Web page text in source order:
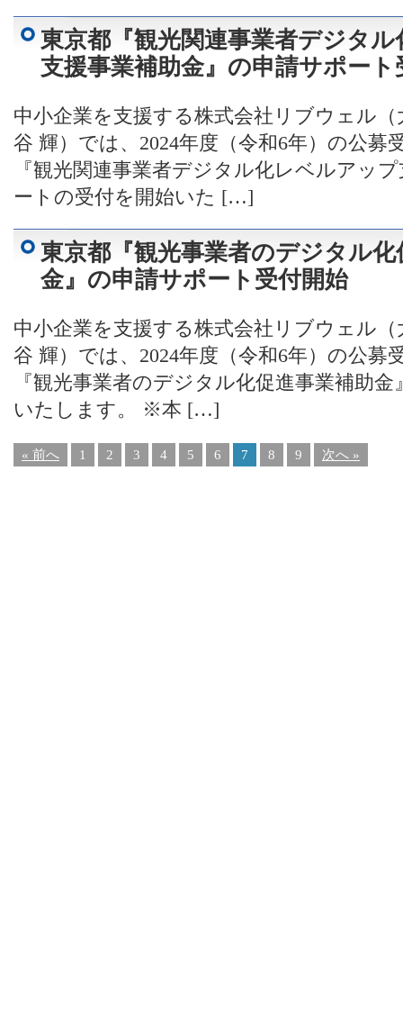
東京都『観光関連事業者デジタ
支援事業補助金』の申請サポート
中小企業を支援する株式会社リブウェル
谷 輝）では、2024年度（令和6年）の公募
『観光関連事業者デジタル化レベルアッ
ートの受付を開始いた […]
東京都『観光事業者のデジタル化
金』の申請サポート受付開始
中小企業を支援する株式会社リブウェル
谷 輝）では、2024年度（令和6年）の公募
『観光事業者のデジタル化促進事業補助
いたします。 ※本 […]
« 前へ 1 2 3 4 5 6 7 8 9 次へ »